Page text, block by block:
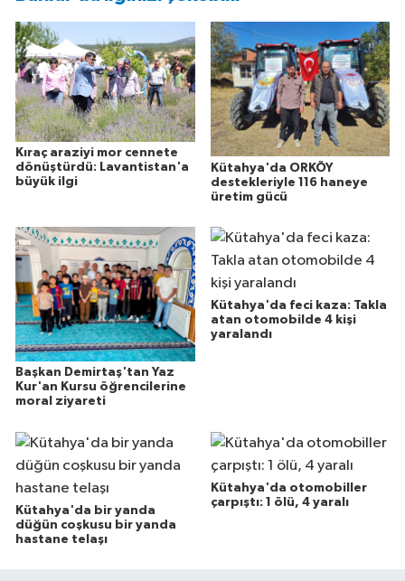
Kıraç araziyi mor cennete
dönüştürdü: Lavantistan'a
büyük ilgi
Kütahya'da ORKÖY
destekleriyle 116 haneye
üretim gücü
Başkan Demirtaş'tan Yaz
Kur'an Kursu öğrencilerine
moral ziyareti
Kütahya'da feci kaza: Takla
atan otomobilde 4 kişi
yaralandı
Kütahya'da bir yanda
düğün coşkusu bir yanda
hastane telaşı
Kütahya'da otomobiller
çarpıştı: 1 ölü, 4 yaralı